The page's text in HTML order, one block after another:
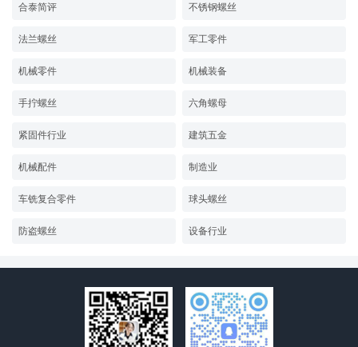
合泰简评 不锈钢螺丝
法兰螺丝 军工零件
机械零件 机械装备
手拧螺丝 六角螺母
紧固件行业 建筑五金
机械配件 制造业
车铣复合零件 球头螺丝
防盗螺丝 设备行业